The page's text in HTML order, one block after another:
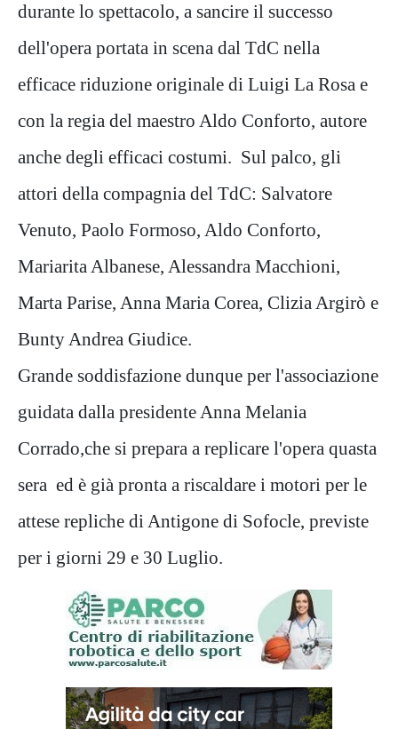
durante lo spettacolo, a sancire il successo
dell'opera portata in scena dal TdC nella
efficace riduzione originale di Luigi La Rosa e
con la regia del maestro Aldo Conforto, autore
anche degli efficaci costumi. Sul palco, gli
attori della compagnia del TdC: Salvatore
Venuto, Paolo Formoso, Aldo Conforto,
Mariarita Albanese, Alessandra Macchioni,
Marta Parise, Anna Maria Corea, Clizia Argirò e
Bunty Andrea Giudice.
Grande soddisfazione dunque per l'associazione
guidata dalla presidente Anna Melania
Corrado,che si prepara a replicare l'opera quasta
sera ed è già pronta a riscaldare i motori per le
attese repliche di Antigone di Sofocle, previste
per i giorni 29 e 30 Luglio.